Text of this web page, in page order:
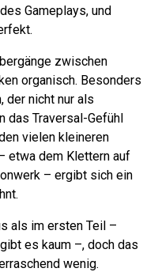
Gameplays, und
zwischen
organisch. Besonders
der nicht nur als
das Traversal-Gefühl
vielen kleineren
etwa dem Klettern auf
– ergibt sich ein
als im ersten Teil –
es kaum –, doch das
wenig.